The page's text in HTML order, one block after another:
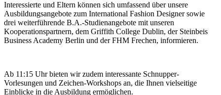
Interessierte und Eltern können sich umfassend über unsere
Ausbildungsangebote zum International Fashion Designer sowie
drei weiterführende B.A.-Studienangebote mit unseren
Kooperationspartnern, dem Griffith College Dublin, der Steinbeis
Business Academy Berlin und der FHM Frechen, informieren.
Ab 11:15 Uhr bieten wir zudem interessante Schnupper-
Vorlesungen und Zeichen-Workshops an, die Ihnen vielseitige
Einblicke in die Ausbildung ermöglichen.